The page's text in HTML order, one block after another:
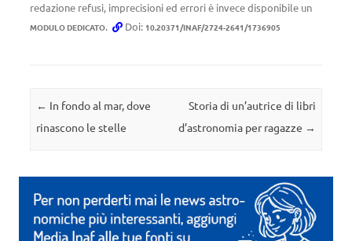
redazione refusi, imprecisioni ed errori è invece disponibile un
MODULO DEDICATO. Doi: 10.20371/INAF/2724-2641/1736905
Navigazione articolo
← In fondo al mar, dove
rinascono le stelle
Storia di un’autrice di libri
d’astronomia per ragazze →